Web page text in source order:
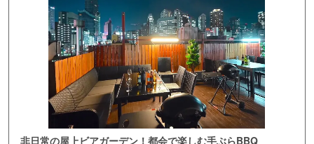
非日常の屋上ビアガーデン！都会で楽しむ手ぶらBBQ